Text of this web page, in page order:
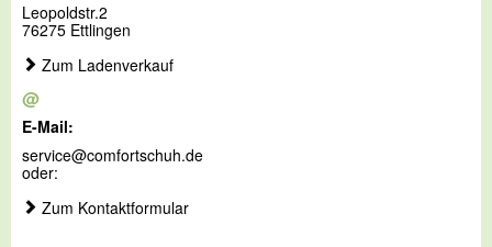
Leopoldstr.2
76275 Ettlingen
Zum Ladenverkauf
@
E-Mail:
service@comfortschuh.de
oder:
Zum Kontaktformular